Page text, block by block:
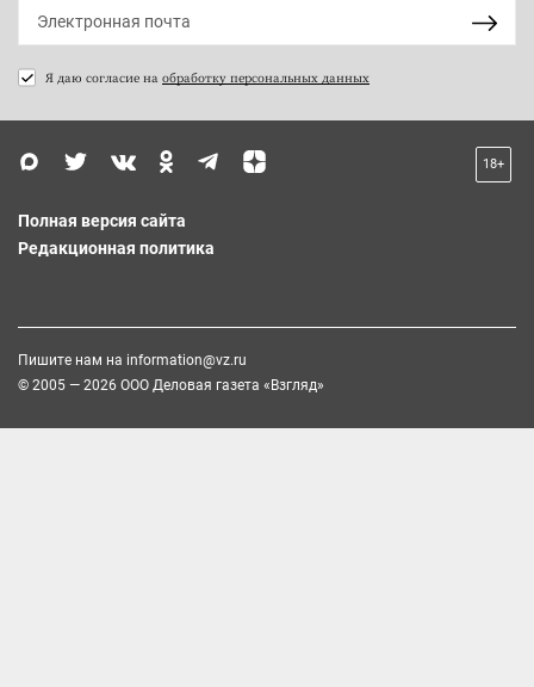
Я даю согласие на обработку персональных данных
18+
Полная версия сайта
Редакционная политика
Пишите нам на information@vz.ru
© 2005 — 2026 ООО Деловая газета «Взгляд»